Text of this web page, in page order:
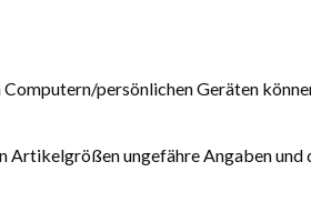
persönlichen Geräten
Artikelgrößen ungefähre Angaben und